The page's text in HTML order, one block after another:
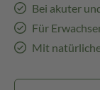
Bei akuter
Für
Mit